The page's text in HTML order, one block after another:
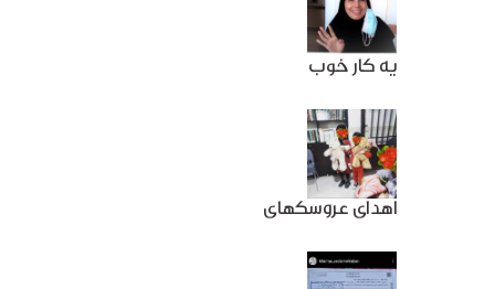
یه کار خوب
اهدای عروسکهای